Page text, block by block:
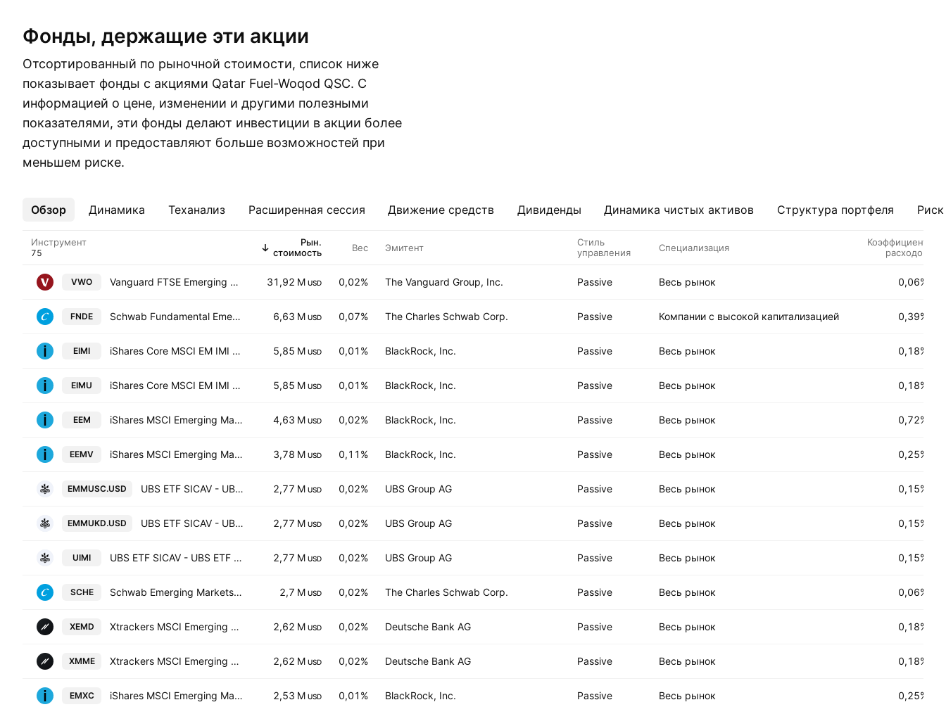
Фонды, держащие эти акции
Отсортированный по рыночной стоимости, список ниже
показывает фонды с акциями Qatar Fuel-Woqod QSC. С
информацией о цене, изменении и другими полезными
показателями, эти фонды делают инвестиции в акции более
доступными и предоставляют больше возможностей при
меньшем риске.
Обзор Динамика Теханализ Расширенная сессия Движение средств Дивиденды Динамика чистых активов Структура портфеля Риск
Ещё
Инструмент
Рын.
стоимость
Вес Эмитент
Стиль
управления
Специализация
Коэффициент
расходов
VWO Vanguard FTSE Emerging Markets ETF 31,92 M USD 0,02% The Vanguard Group, Inc. Passive Весь рынок 0,06%
FNDE Schwab Fundamental Emerging Markets Equity ETF 6,63 M USD 0,07% The Charles Schwab Corp. Passive Компании с высокой капитализацией 0,39%
EIMI iShares Core MSCI EM IMI UCITS ETF 5,85 M USD 0,01% BlackRock, Inc. Passive Весь рынок 0,18%
EIMU iShares Core MSCI EM IMI UCITS ETF 5,85 M USD 0,01% BlackRock, Inc. Passive Весь рынок 0,18%
EEM iShares MSCI Emerging Markets ETF 4,63 M USD 0,02% BlackRock, Inc. Passive Весь рынок 0,72%
EEMV iShares MSCI Emerging Markets Min Vol Factor ETF 3,78 M USD 0,11% BlackRock, Inc. Passive Весь рынок 0,25%
EMMUSC.USD UBS ETF SICAV - UBS ETF - MSCI Emerging Markets UCITS ETF A Capitalisation 2,77 M USD 0,02% UBS Group AG Passive Весь рынок 0,15%
EMMUKD.USD UBS ETF SICAV - UBS ETF - MSCI Emerging Markets UCITS ETF -(USD) A-UKdis- Distribution 2,77 M USD 0,02% UBS Group AG Passive Весь рынок 0,15%
UIMI UBS ETF SICAV - UBS ETF - MSCI Emerging Markets UCITS ETF A Distribution 2,77 M USD 0,02% UBS Group AG Passive Весь рынок 0,15%
SCHE Schwab Emerging Markets Equity ETF 2,7 M USD 0,02% The Charles Schwab Corp. Passive Весь рынок 0,06%
XEMD Xtrackers MSCI Emerging Markets UCITS ETF USD 2,62 M USD 0,02% Deutsche Bank AG Passive Весь рынок 0,18%
XMME Xtrackers MSCI Emerging Markets UCITS ETF 2,62 M USD 0,02% Deutsche Bank AG Passive Весь рынок 0,18%
EMXC iShares MSCI Emerging Markets ex China ETF 2,53 M USD 0,01% BlackRock, Inc. Passive Весь рынок 0,25%